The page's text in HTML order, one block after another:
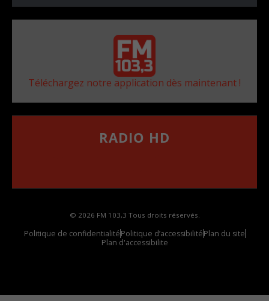
Téléchargez notre application dès maintenant !
RADIO HD
© 2026 FM 103,3 Tous droits réservés.
Politique de confidentialitéPolitique d’accessibilitéPlan du site
Plan d'accessibilite